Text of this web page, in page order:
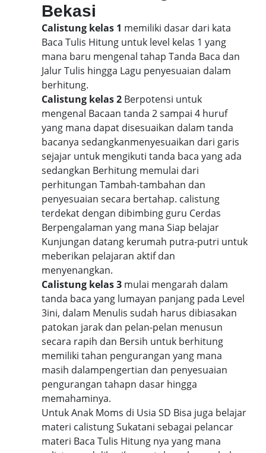
Bekasi
Calistung kelas 1 memiliki dasar dari kata
Baca Tulis Hitung untuk level kelas 1 yang
mana baru mengenal tahap Tanda Baca dan
Jalur Tulis hingga Lagu penyesuaian dalam
berhitung.
Calistung kelas 2 Berpotensi untuk
mengenal Bacaan tanda 2 sampai 4 huruf
yang mana dapat disesuaikan dalam tanda
bacanya sedangkanmenyesuaikan dari garis
sejajar untuk mengikuti tanda baca yang ada
sedangkan Berhitung memulai dari
perhitungan Tambah-tambahan dan
penyesuaian secara bertahap. calistung
terdekat dengan dibimbing guru Cerdas
Berpengalaman yang mana Siap belajar
Kunjungan datang kerumah putra-putri untuk
meberikan pelajaran aktif dan
menyenangkan.
Calistung kelas 3 mulai mengarah dalam
tanda baca yang lumayan panjang pada Level
3ini, dalam Menulis sudah harus dibiasakan
patokan jarak dan pelan-pelan menusun
secara rapih dan Bersih untuk berhitung
memiliki tahan pengurangan yang mana
masih dalampengertian dan penyesuaian
pengurangan tahapn dasar hingga
memahaminya.
Untuk Anak Moms di Usia SD Bisa juga belajar
materi calistung Sukatani sebagai pelancar
materi Baca Tulis Hitung nya yang mana